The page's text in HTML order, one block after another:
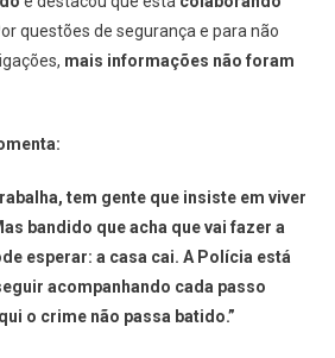
questões de segurança e para não
mais informações não foram
tem gente que insiste em viver
bandido que acha que vai fazer a
esperar: a casa cai. A Polícia está
acompanhando cada passo
o crime não passa batido.”